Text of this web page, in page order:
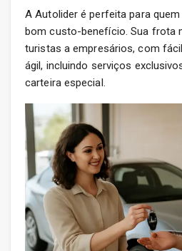
A Autolider é perfeita para
bom custo-benefício. Sua frota
turistas a empresários, com
ágil, incluindo serviços
carteira especial.